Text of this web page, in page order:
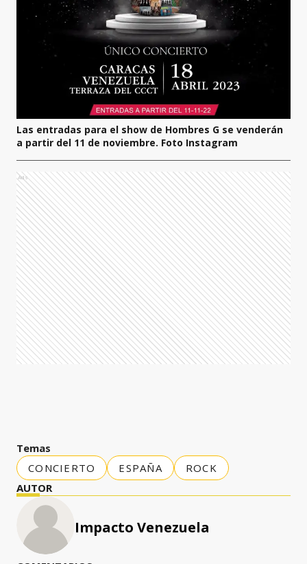
Las entradas para el show de Hombres G se venderán
a partir del 11 de noviembre. Foto Instagram
Ads
Temas
CONCIERTO
ESPAÑA
ROCK
AUTOR
Impacto Venezuela